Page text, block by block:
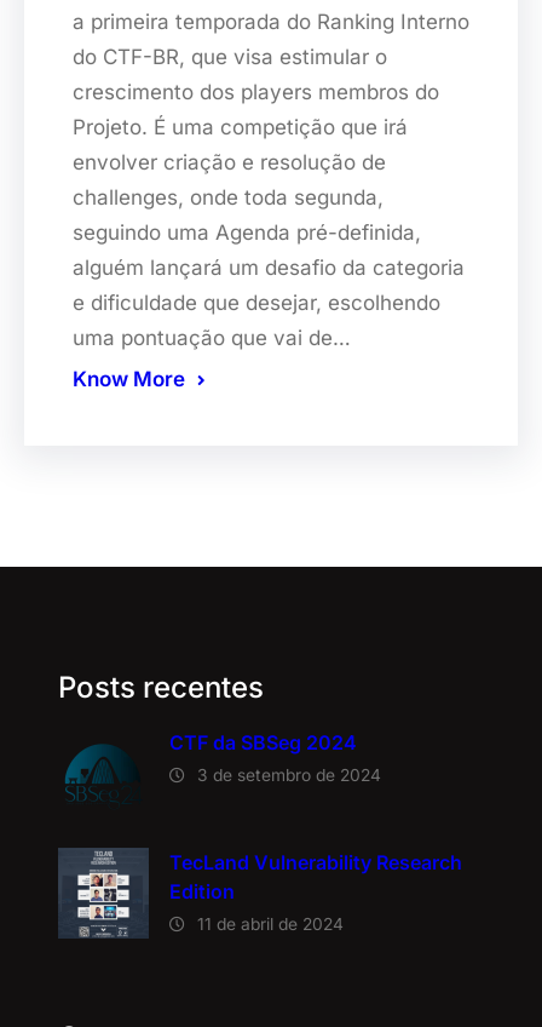
a primeira temporada do Ranking Interno
do CTF-BR, que visa estimular o
crescimento dos players membros do
Projeto. É uma competição que irá
envolver criação e resolução de
challenges, onde toda segunda,
seguindo uma Agenda pré-definida,
alguém lançará um desafio da categoria
e dificuldade que desejar, escolhendo
uma pontuação que vai de…
Know More
Posts recentes
CTF da SBSeg 2024
3 de setembro de 2024
TecLand Vulnerability Research
Edition
11 de abril de 2024